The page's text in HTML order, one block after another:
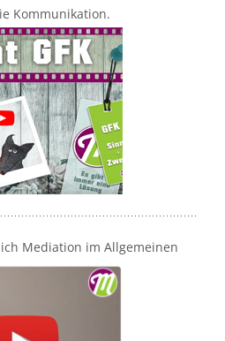
Kommunikation.
Mediation im Allgemeinen